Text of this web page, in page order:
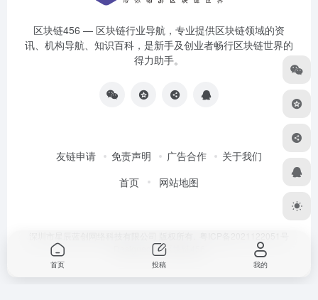
区块链456 — 区块链行业导航，专业提供区块链领域的资
讯、机构导航、知识百科，是新手及创业者畅行区块链世界的
得力助手。
友链申请 免责声明 广告合作
关于我们
首页
网站地图
Designed by区块链456
首页 投稿 我的